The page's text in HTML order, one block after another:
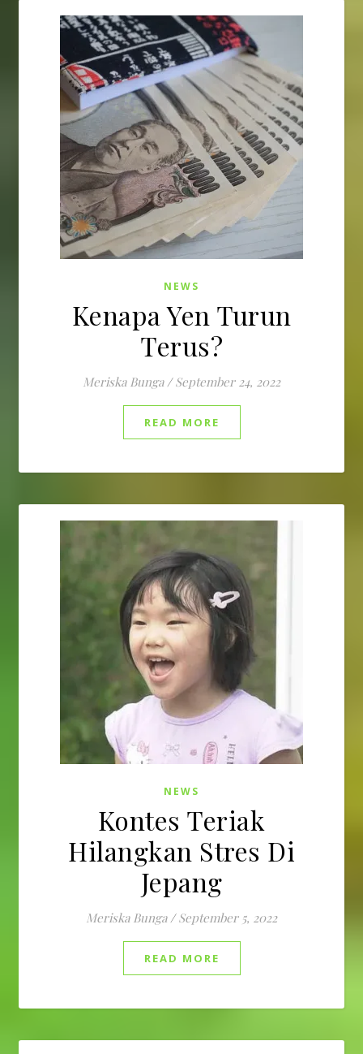
NEWS
Kenapa Yen Turun
Terus?
Meriska Bunga / September 24, 2022
READ MORE
NEWS
Kontes Teriak
Hilangkan Stres Di
Jepang
Meriska Bunga / September 5, 2022
READ MORE